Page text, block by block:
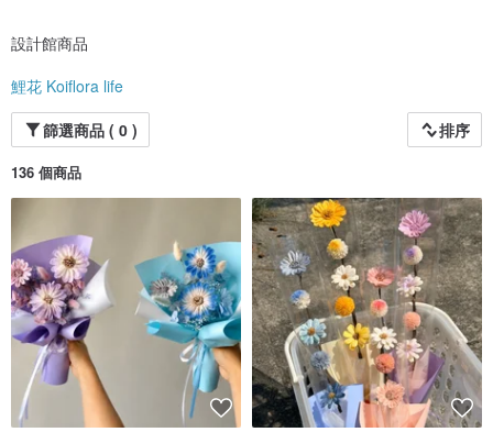
設計館商品
鯉花 Koiflora life
篩選商品 ( 0 )
排序
136 個商品